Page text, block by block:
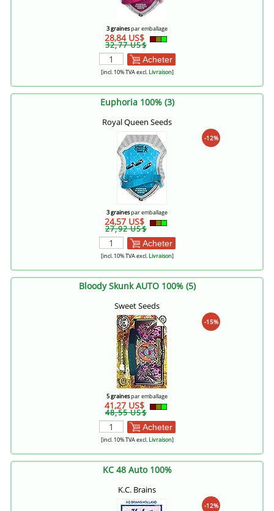
3 grainespar emballage
28,84 US$
32,77 US$
Acheter
[incl. 10% TVA excl.Livraison]
Euphoria 100% (3)
Royal Queen Seeds
-12%
3 grainespar emballage
24,57 US$
27,92 US$
Acheter
[incl. 10% TVA excl.Livraison]
Bloody Skunk AUTO 100% (5)
Sweet Seeds
-15%
5 grainespar emballage
41,27 US$
48,55 US$
Acheter
[incl. 10% TVA excl.Livraison]
KC 48 Auto 100%
K.C. Brains
-12%